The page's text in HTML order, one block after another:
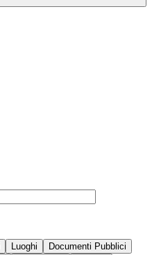
Luoghi
Documenti Pubblici